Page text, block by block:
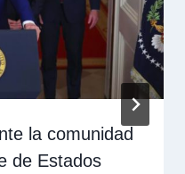
la comunidad
de Estados